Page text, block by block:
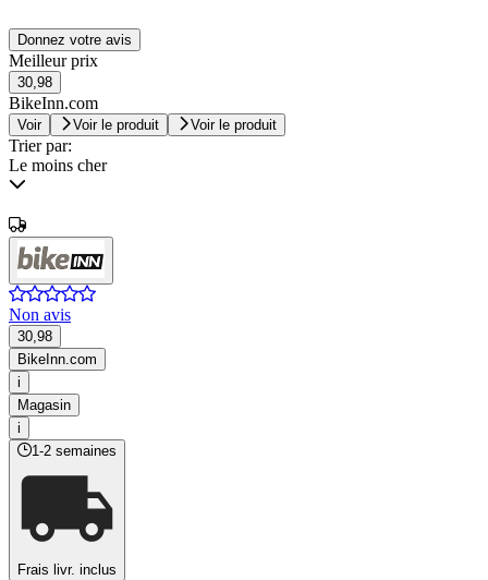
Donnez votre avis
Meilleur prix
30,98
BikeInn.com
Voir Voir le produit Voir le produit
Trier par:
Le moins cher
Non avis
30,98
BikeInn.com
i
Magasin
i
1-2 semaines
Frais livr. inclus